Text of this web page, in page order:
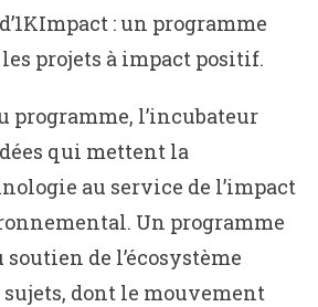
: un programme
projets à impact positif.
programme, l’incubateur
qui mettent la
au service de l’impact
Un programme
de l’écosystème
dont le mouvement